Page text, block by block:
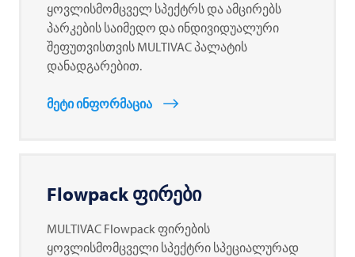
ყოვლისმომცველ სპექტრს და ამცირებს
პარკების საიმედო და ინდივიდუალური
შეფუთვისთვის MULTIVACპალატის
დანადგარებით.
მეტი ინფორმაცია
Flowpack ფირები
MULTIVAC Flowpack ფირების
ყოვლისმომცველი სპექტრი სპეციალურად